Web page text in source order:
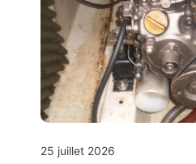
25 juillet 2026